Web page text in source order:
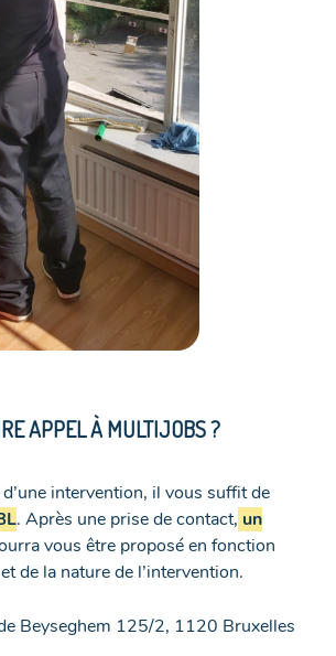
APPEL À MULTIJOBS ?
intervention, il vous suffit de
. Après une prise de contact, un
vous être proposé en fonction
de la nature de l’intervention.
Beyseghem 125/2, 1120 Bruxelles